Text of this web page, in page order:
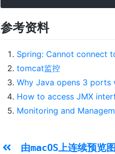
参考资料
Spring: Cannot connect
tomcat监控
Why Java opens 3 ports
How to access JMX
Monitoring and
由macOS上连续预览